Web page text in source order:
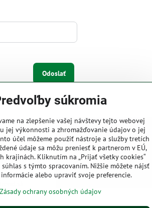
Odoslať
4826, 4487
súkromia
na zlepšenie vašej návštevy tejto webovej
jej výkonnosti a zhromažďovanie údajov o jej
účel môžeme použiť nástroje a služby tretích
údaje sa môžu preniesť k partnerom v EÚ,
krajinách. Kliknutím na „Prijať všetky cookies“
s týmto spracovaním. Nižšie môžete nájsť
alebo upraviť svoje preferencie.
Zásady ochrany osobných údajov